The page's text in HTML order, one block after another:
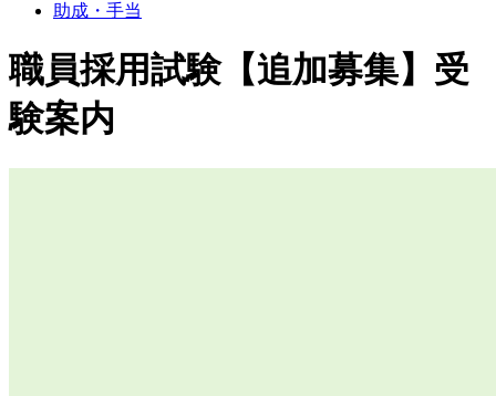
助成・手当
職員採用試験【追加募集】受
験案内